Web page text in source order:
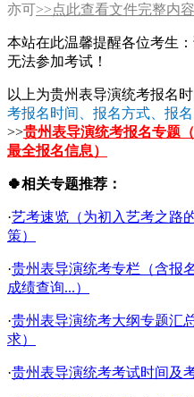
亦可>>点此查看文件完整内容
本站在此温馨提醒各位考生
无法参加考试！
以上为贵州表导演统考报名
考报名时间、报名方式、报
>>贵州表导演统考报名专题
最全报名信息）
🍀相关专题推荐：
·艺考速览（为初入艺考之路
策）
·贵州表导演统考专栏（含报
成绩查询...）
·贵州表导演统考大纲专题汇
求）
·贵州表导演统考考试时间及